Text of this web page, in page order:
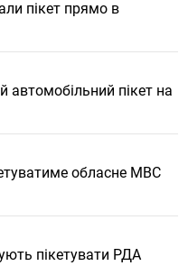
пікет прямо в
автомобільний пікет на
обласне МВС
пікетувати РДА